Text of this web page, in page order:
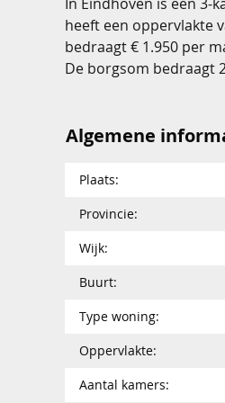
heeft een oppervlakte
bedraagt € 1.950 per
De borgsom bedraagt
Algemene
Plaats:
Provincie:
Wijk:
Buurt:
Type woning:
Oppervlakte:
Aantal kamers: